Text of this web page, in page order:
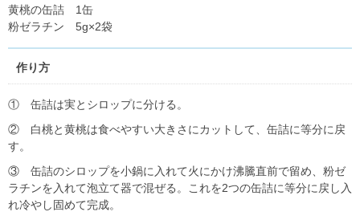
黄桃の缶詰 1缶
粉ゼラチン 5g×2袋
作り方
① 缶詰は実とシロップに分ける。
② 白桃と黄桃は食べやすい大きさにカットして、缶詰に等分に戻
す。
③ 缶詰のシロップを小鍋に入れて火にかけ沸騰直前で留め、粉ゼ
ラチンを入れて泡立て器で混ぜる。これを2つの缶詰に等分に戻し入
れ冷やし固めて完成。